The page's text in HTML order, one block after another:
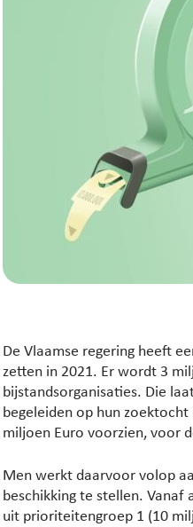
De Vlaamse regering heeft
zetten in 2021. Er wordt 3
bijstandsorganisaties. Die
begeleiden op hun
miljoen Euro voorzien, voor
Men werkt daarvoor volop
beschikking te stellen. Vanaf
uit prioriteitengroep 1 (10